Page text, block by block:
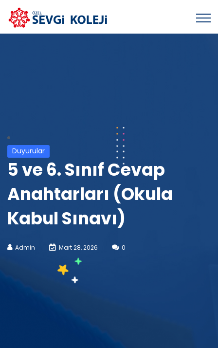
Duyurular
5 ve 6. Sınıf Cevap
Anahtarları (Okula
Kabul Sınavı)
Admin Mart 28, 2026 0